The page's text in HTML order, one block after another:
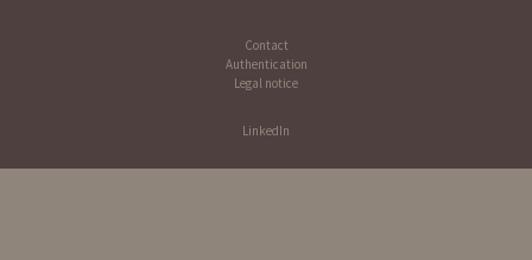
Contact
Authentication
Legal notice
LinkedIn